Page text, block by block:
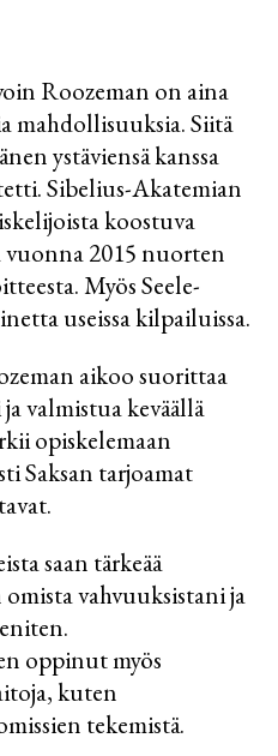
Roozeman on aina
mahdollisuuksia. Siitä
ystäviensä kanssa
Sibelius-Akatemian
koostuva
2015 nuorten
Myös Seele-
useissa kilpailuissa.
aikoo suorittaa
valmistua keväällä
opiskelemaan
Saksan tarjoamat
saan tärkeää
vahvuuksistani ja
oppinut myös
kuten
tekemistä.